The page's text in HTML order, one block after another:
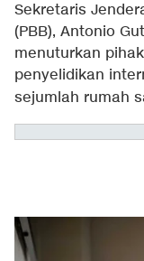
Sekretaris
(PBB), Antonio
menuturkan
penyelidikan
sejumlah rumah